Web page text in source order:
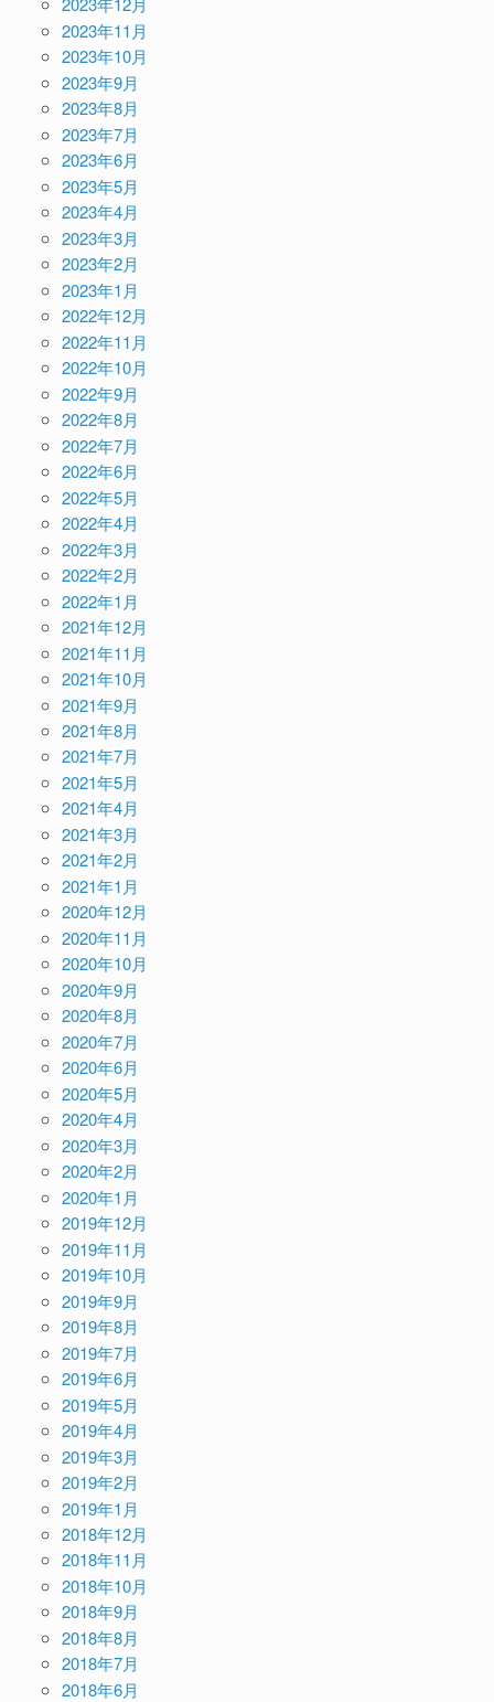
2023年11月
2023年10月
2023年9月
2023年8月
2023年7月
2023年6月
2023年5月
2023年4月
2023年3月
2023年2月
2023年1月
2022年12月
2022年11月
2022年10月
2022年9月
2022年8月
2022年7月
2022年6月
2022年5月
2022年4月
2022年3月
2022年2月
2022年1月
2021年12月
2021年11月
2021年10月
2021年9月
2021年8月
2021年7月
2021年5月
2021年4月
2021年3月
2021年2月
2021年1月
2020年12月
2020年11月
2020年10月
2020年9月
2020年8月
2020年7月
2020年6月
2020年5月
2020年4月
2020年3月
2020年2月
2020年1月
2019年12月
2019年11月
2019年10月
2019年9月
2019年8月
2019年7月
2019年6月
2019年5月
2019年4月
2019年3月
2019年2月
2019年1月
2018年12月
2018年11月
2018年10月
2018年9月
2018年8月
2018年7月
2018年6月